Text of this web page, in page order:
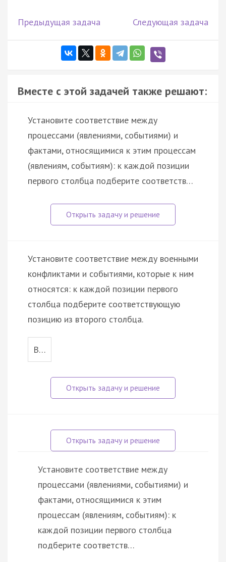
Предыдущая задача Следующая задача
Вместе с этой задачей также решают:
Установите соответствие между
процессами (явлениями, событиями) и
фактами, относящимися к этим процессам
(явлениям, событиям): к каждой позиции
первого столбца подберите соответств…
Установите соответствие между военными
конфликтами и событиями, которые к ним
относятся: к каждой позиции первого
столбца подберите соответствующую
позицию из второго столбца.
В…
Установите соответствие между
процессами (явлениями, событиями) и
фактами, относящимися к этим
процессам (явлениям, событиям): к
каждой позиции первого столбца
подберите соответств…